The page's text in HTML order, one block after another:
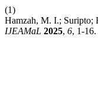
(1)
Hamzah, M. I.; Suripto;
IJEAMaL 2025, 6, 1-16.